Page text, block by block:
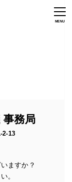
事務局
2-13
ますか？
。